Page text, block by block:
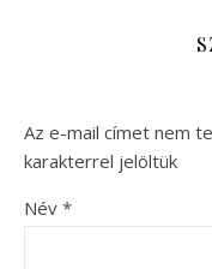
Az e-mail címet nem
karakterrel jelöltük
Név *